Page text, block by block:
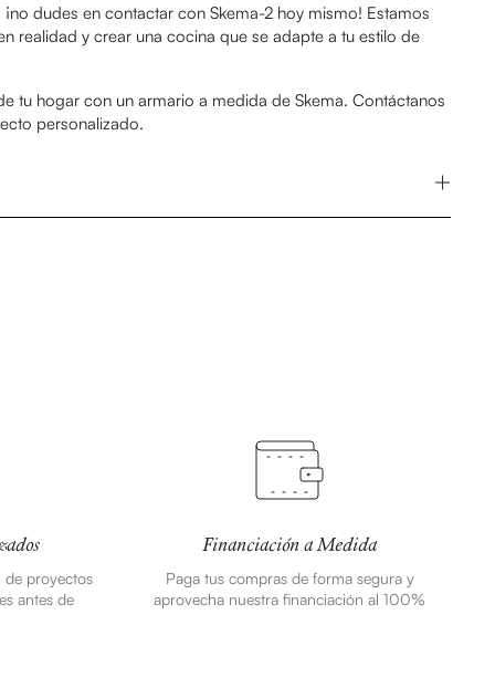
dudes en contactar con Skema-2 hoy mismo! Estamos
realidad y crear una cocina que se adapte a tu estilo de
tu hogar con un armario a medida de Skema. Contáctanos
personalizado.
de proyectos
antes de
Financiación a Medida
Paga tus compras de forma segura y
aprovecha nuestra financiación al 100%